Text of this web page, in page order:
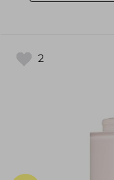
2